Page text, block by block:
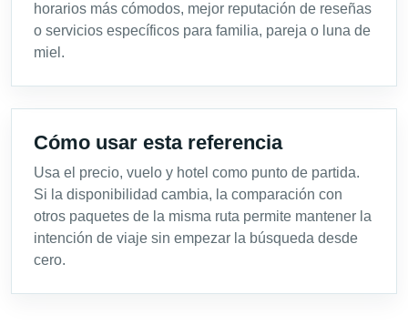
horarios más cómodos, mejor reputación de reseñas
o servicios específicos para familia, pareja o luna de
miel.
Cómo usar esta referencia
Usa el precio, vuelo y hotel como punto de partida.
Si la disponibilidad cambia, la comparación con
otros paquetes de la misma ruta permite mantener la
intención de viaje sin empezar la búsqueda desde
cero.